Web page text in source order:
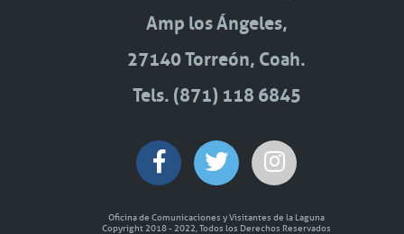
Amp los Ángeles,
27140 Torreón, Coah.
Tels. (871) 118 6845
Oficina de Comunicaciones y Visitantes de la Laguna
Copyright 2018 - 2022, Todos los Derechos Reservados